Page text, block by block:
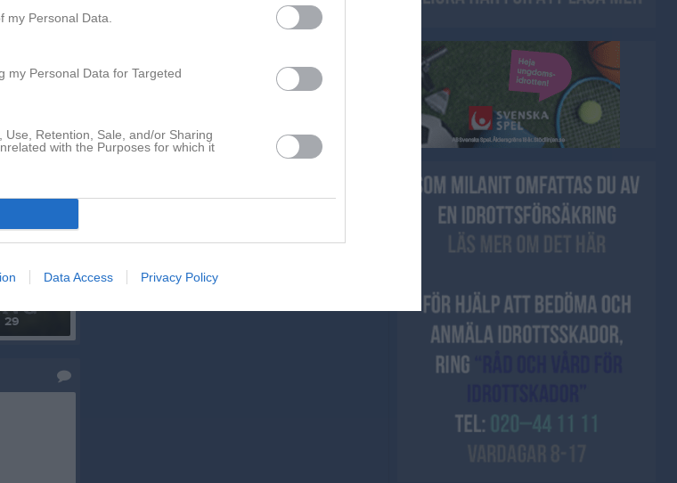
my Personal Data.
my Personal Data for Targeted
Retention, Sale, and/or Sharing
with the Purposes for which it
Data Access Privacy Policy
29
Logga in och ladda upp ert första klipp
Senast uppdaterade album